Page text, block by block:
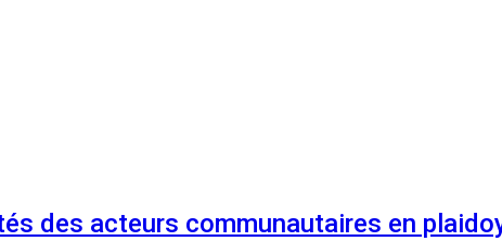
des acteurs communautaires en